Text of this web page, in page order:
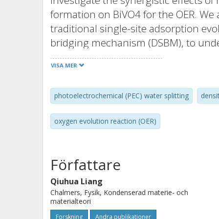
formation on BiVO4 for the OER.
traditional single-site adsorption
bridging mechanism (DSBM), to
observed experimentally. Our
combined with the creation of a
significantly reduces the OER
V (AEM) and 1.16 V (DSBM).
the local acid-base chemistry:
more favorable than on oxygen, and
stabilizes key intermediates and
producing a pronounced reduction
that the effective defect engineering
overall performance of BiVO4-
photoelectrochemical systems.
VISA MER
photoelectrochemical (PEC) water splitting
oxygen evolution reaction (OER)
Författare
Qiuhua Liang
Chalmers, Fysik, Kondenserad materie- och
materialteori
Forskning Andra publikationer